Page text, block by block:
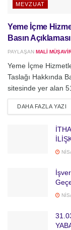
MEVZUAT
Yeme İçme
Basın Açıklaması
PAYLAŞAN MALI
Yeme İçme
Taslağı Hakkında
sitesinde yer alan
DAHA FAZLA YAZI